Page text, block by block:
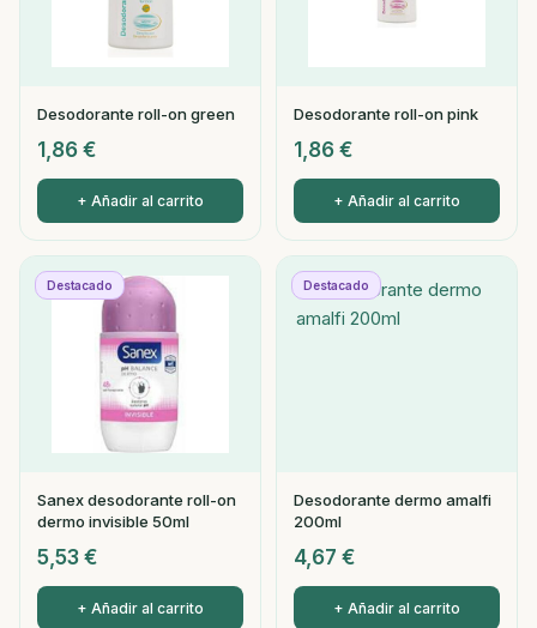
Desodorante roll-on green
1,86 €
+ Añadir al carrito
Desodorante roll-on pink
1,86 €
+ Añadir al carrito
Destacado
Sanex desodorante roll-on
dermo invisible 50ml
5,53 €
+ Añadir al carrito
Destacado
Desodorante dermo amalfi
200ml
4,67 €
+ Añadir al carrito